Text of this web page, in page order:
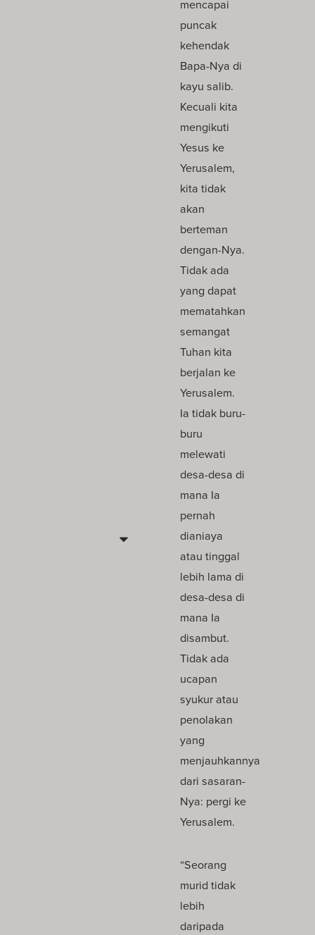
mencapai
puncak
kehendak
Bapa-Nya di
kayu salib.
Kecuali kita
mengikuti
Yesus ke
Yerusalem,
kita tidak
akan
berteman
dengan-Nya.
Tidak ada
yang dapat
mematahkan
semangat
Tuhan kita
berjalan ke
Yerusalem.
Ia tidak buru-
buru
melewati
desa-desa di
mana Ia
pernah
dianiaya
atau tinggal
lebih lama di
desa-desa di
mana Ia
disambut.
Tidak ada
ucapan
syukur atau
penolakan
yang
menjauhkannya
dari sasaran-
Nya: pergi ke
Yerusalem.
“Seorang
murid tidak
lebih
daripada